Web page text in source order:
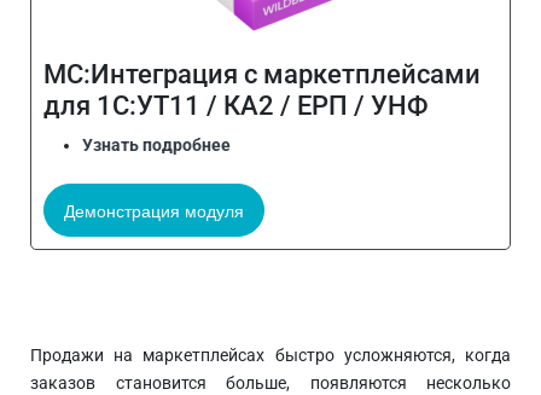
МС:Интеграция с маркетплейсами
для 1С:УТ11 / КА2 / ЕРП / УНФ
Узнать подробнее
Демонстрация модуля
Продажи на маркетплейсах быстро усложняются, когда
заказов становится больше, появляются несколько